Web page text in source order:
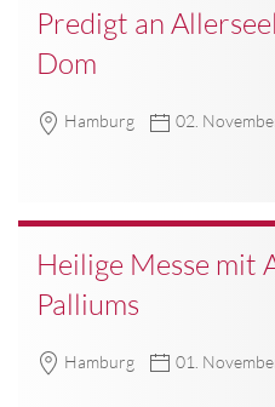
Predigt an
Dom
Hamburg 02.
Heilige Messe mit
Palliums
Hamburg 01.